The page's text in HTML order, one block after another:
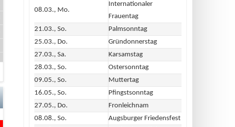
08.03., Mo.
Internationaler
Frauentag
21.03., So.
Palmsonntag
25.03., Do.
Gründonnerstag
27.03., Sa.
Karsamstag
28.03., So.
Ostersonntag
09.05., So.
Muttertag
16.05., So.
Pfingstsonntag
27.05., Do.
Fronleichnam
08.08., So.
Augsburger Friedensfest